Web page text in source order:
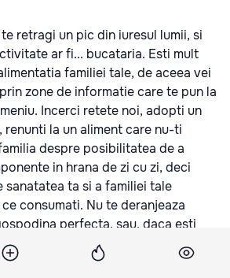
retragi un pic din iuresul lumii, si
ar fi... bucataria. Esti mult
familiei tale, de aceea vei
zone de informatie care te pun la
Incerci retete noi, adopti un
renunti la un aliment care nu-ti
despre posibilitatea de a
in hrana de zi cu zi, deci
sanatatea ta si a familiei tale
consumati. Nu te deranjeaza
perfecta, sau, daca esti
aceeasi atractie spre
spre a face cumparaturile